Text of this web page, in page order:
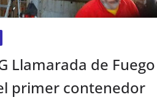
Llamarada de Fuego
primer contenedor